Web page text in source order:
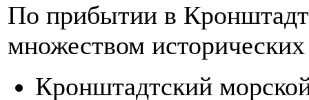
По прибытии в Кронштадт
множеством
Кронштадтский